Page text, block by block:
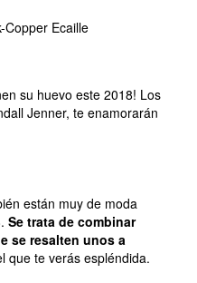
su huevo este 2018! Los
Jenner, te enamorarán
están muy de moda
Se trata de combinar
se resalten unos a
que te verás espléndida.